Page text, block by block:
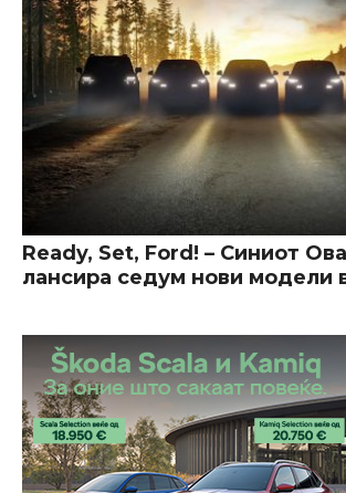
Ready, Set, Ford! – Синиот
лансира седум нови модели